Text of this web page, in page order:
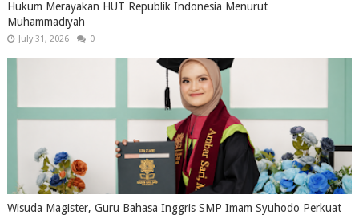
Hukum Merayakan HUT Republik Indonesia Menurut
Muhammadiyah
July 31, 2026 0
Wisuda Magister, Guru Bahasa Inggris SMP Imam Syuhodo Perkuat